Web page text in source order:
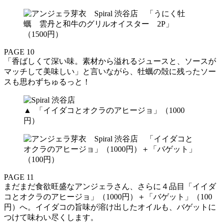
PAGE 10
「香ばしくて深い味。素材から溢れるジュースと、ソースが
マッチして美味しい」と言いながら、牡蠣の殻に残ったソー
スも思わずちゅるっと！
▲ 「イイダコとオクラのアヒージョ」（1000
円）
PAGE 11
まだまだ食欲旺盛なアンジェラさん、さらに４品目「イイダ
コとオクラのアヒージョ」（1000円）＋「バゲット」（100
円）へ。イイダコの旨味が溶け出したオイルも、バゲットに
つけて味わい尽くします。